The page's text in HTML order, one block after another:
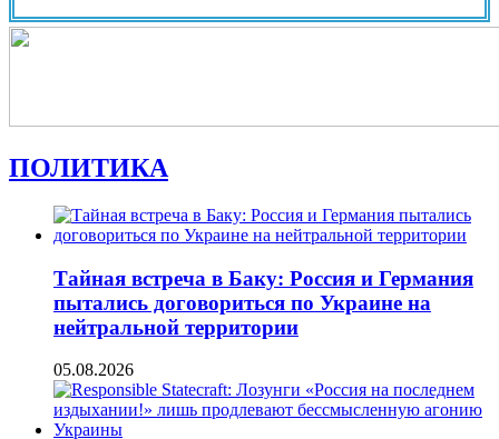
ПОЛИТИКА
Тайная встреча в Баку: Россия и Германия
пытались договориться по Украине на
нейтральной территории
05.08.2026